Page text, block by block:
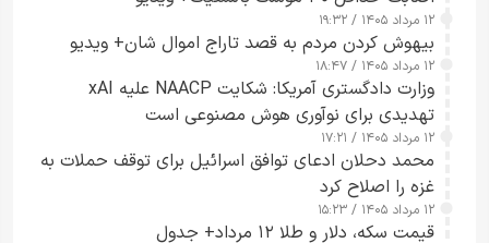
۱۲ مرداد ۱۴۰۵ / ۱۹:۳۲
بیهوش کردن مردم به قصد تاراج اموال شان+ ویدیو
۱۲ مرداد ۱۴۰۵ / ۱۸:۴۷
وزارت دادگستری آمریکا: شکایت NAACP علیه xAI
تهدیدی برای نوآوری هوش مصنوعی است
۱۲ مرداد ۱۴۰۵ / ۱۷:۲۱
محمد دحلان ادعای توافق اسرائیل برای توقف حملات به
غزه را اصلاح کرد
۱۲ مرداد ۱۴۰۵ / ۱۵:۲۳
قیمت سکه، دلار و طلا ۱۲ مرداد+ جدول